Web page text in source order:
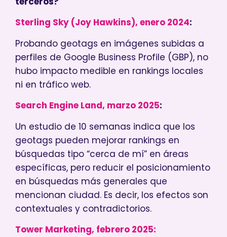
Sterling Sky (Joy Hawkins), enero 2024:
Probando geotags en imágenes subidas a
perfiles de Google Business Profile (GBP), no
hubo impacto medible en rankings locales
ni en tráfico web.
Search Engine Land, marzo 2025:
Un estudio de 10 semanas indica que los
geotags pueden mejorar rankings en
búsquedas tipo “cerca de mí” en áreas
específicas, pero reducir el posicionamiento
en búsquedas más generales que
mencionan ciudad. Es decir, los efectos son
contextuales y contradictorios.
Tower Marketing, febrero 2025: